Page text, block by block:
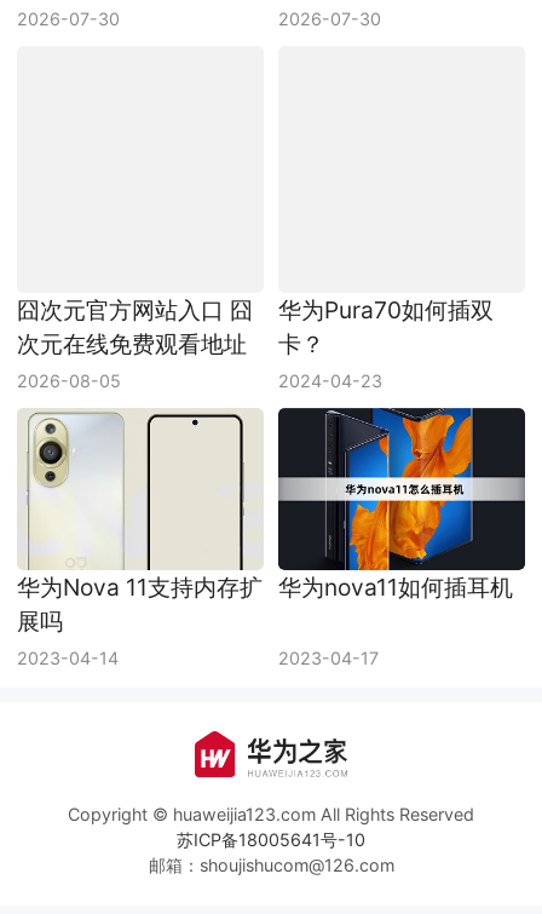
2026-07-30 2026-07-30
2026-08-05 2024-04-23
华为Nova 11支持内存扩
展吗
2023-04-14
华为nova11如何插耳机
2023-04-17
Copyright © huaweijia123.com All Rights Reserved
苏ICP备18005641号-10
邮箱：shoujishucom@126.com